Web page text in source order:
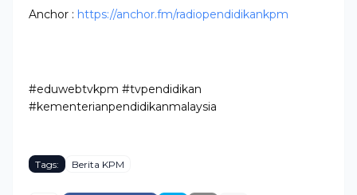
Anchor : https://anchor.fm/radiopendidikankpm
#eduwebtvkpm #tvpendidikan
#kementerianpendidikanmalaysia
Tags: Berita KPM